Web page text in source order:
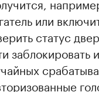
или
статус
заблокировать